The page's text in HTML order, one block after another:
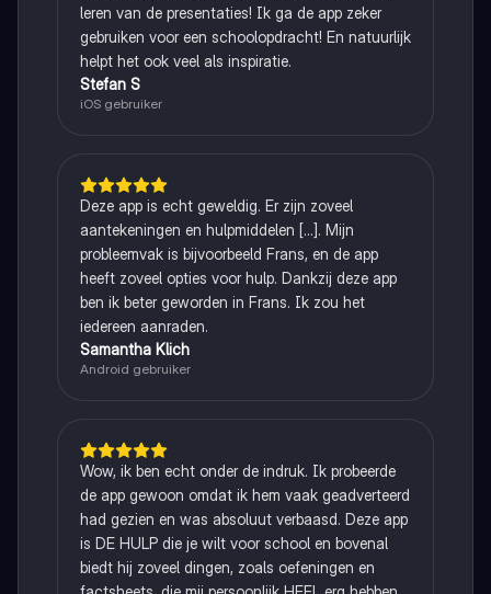
leren van de presentaties! Ik ga de app zeker
gebruiken voor een schoolopdracht! En natuurlijk
helpt het ook veel als inspiratie.
Stefan S
iOS gebruiker
Deze app is echt geweldig. Er zijn zoveel
aantekeningen en hulpmiddelen [...]. Mijn
probleemvak is bijvoorbeeld Frans, en de app
heeft zoveel opties voor hulp. Dankzij deze app
ben ik beter geworden in Frans. Ik zou het
iedereen aanraden.
Samantha Klich
Android gebruiker
Wow, ik ben echt onder de indruk. Ik probeerde
de app gewoon omdat ik hem vaak geadverteerd
had gezien en was absoluut verbaasd. Deze app
is DE HULP die je wilt voor school en bovenal
biedt hij zoveel dingen, zoals oefeningen en